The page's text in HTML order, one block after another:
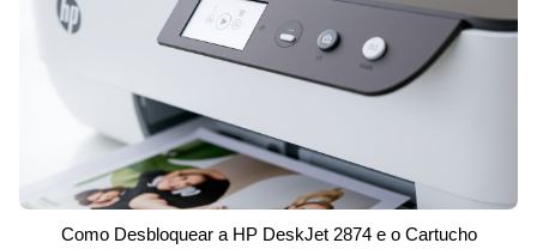
Como Desbloquear a HP DeskJet 2874 e o Cartucho